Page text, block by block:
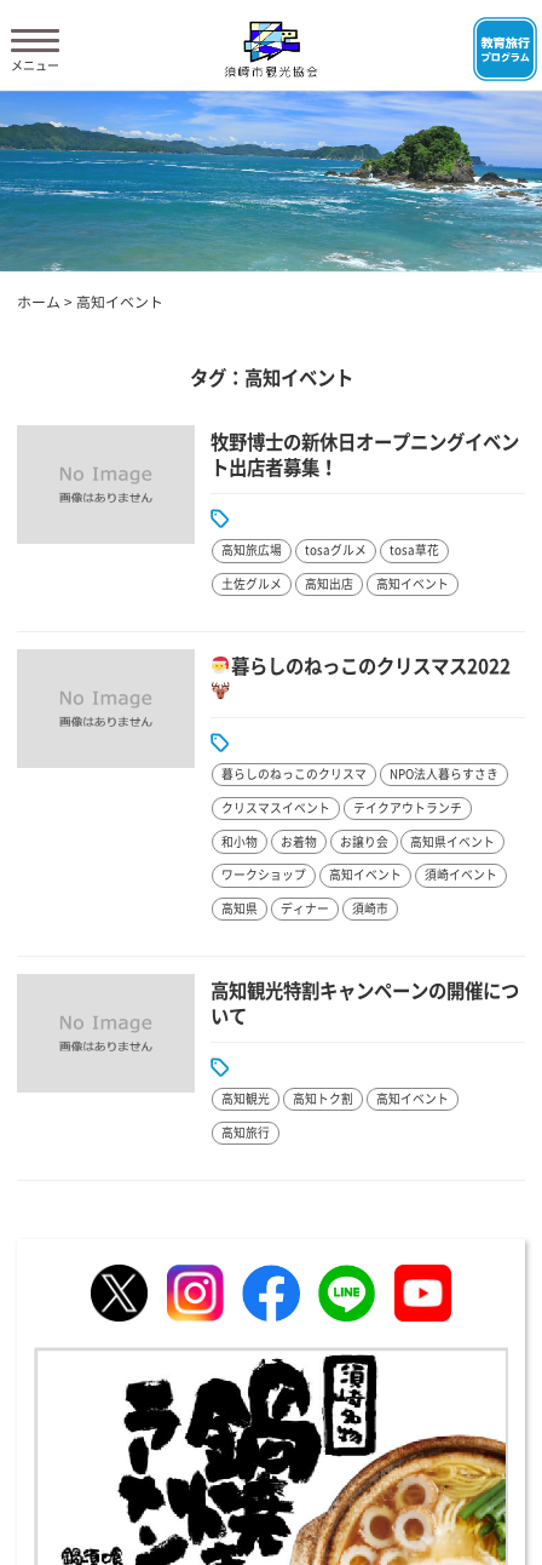
ホーム > 高知イベント
タグ：高知イベント
牧野博士の新休日オープニングイベン
ト出店者募集！
高知旅広場 tosaグルメ tosa草花
土佐グルメ 高知出店 高知イベント
暮らしのねっこのクリスマス2022
暮らしのねっこのクリスマ NPO法人暮らすさき
クリスマスイベント テイクアウトランチ
和小物 お着物 お譲り会 高知県イベント
ワークショップ 高知イベント 須崎イベント
高知県 ディナー 須崎市
高知観光特割キャンペーンの開催につ
いて
高知観光 高知トク割 高知イベント
高知旅行